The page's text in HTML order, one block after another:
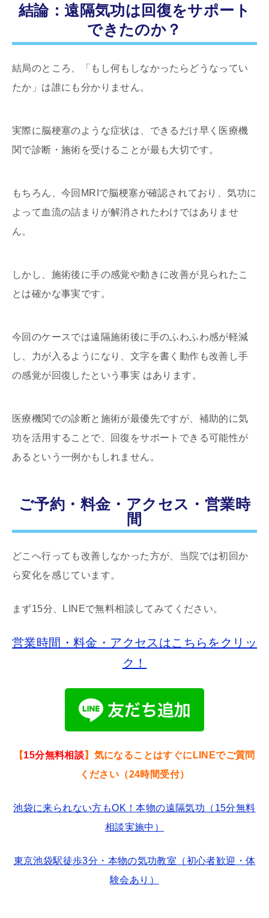
結論：遠隔気功は回復をサポート
できたのか？
結局のところ、「もし何もしなかったらどうなってい
たか」は誰にも分かりません。
実際に脳梗塞のような症状は、できるだけ早く医療機
関で診断・施術を受けることが最も大切です。
もちろん、今回 MRI で脳梗塞が確認されており、気功に
よって血流の詰まりが解消されたわけではありませ
ん。
しかし、施術後に手の感覚や動きに改善が見られたこ
とは確かな事実です。
今回のケースでは遠隔施術後に手のふわふわ感が軽減
し、力が入るようになり、文字を書く動作も改善し手
の感覚が回復したという事実 はあります。
医療機関での診断と施術が最優先ですが、補助的に気
功を活用することで、回復をサポートできる可能性が
あるという一例かもしれません。
ご予約・料金・アクセス・営業時
間
どこへ行っても改善しなかった方が、当院では初回か
ら変化を感じています。
まず15分、LINEで無料相談してみてください。
営業時間・料金・アクセスはこちらをクリッ
ク！
【15分無料相談】気になることはすぐにLINEでご質問
ください（24時間受付）
池袋に来られない方もOK！本物の遠隔気功（15分無料
相談実施中）
東京池袋駅徒歩3分・本物の気功教室（初心者歓迎・体
験会あり）